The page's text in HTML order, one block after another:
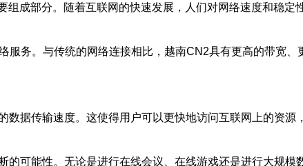
成部分。随着互联网的快速发展，人们对网络速度和稳
服务。与传统的网络连接相比，越南CN2具有更高的带宽
据传输速度。这使得用户可以更快地访问互联网上的资源
可能性。无论是进行在线会议、在线游戏还是进行大规